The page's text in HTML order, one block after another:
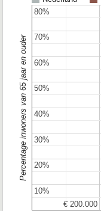
€ 200.000
€ 200.000
10%
10%
20%
20%
30%
30%
40%
40%
50%
50%
60%
60%
70%
70%
80%
80%
Percentage inwoners van 65 jaar en ouder